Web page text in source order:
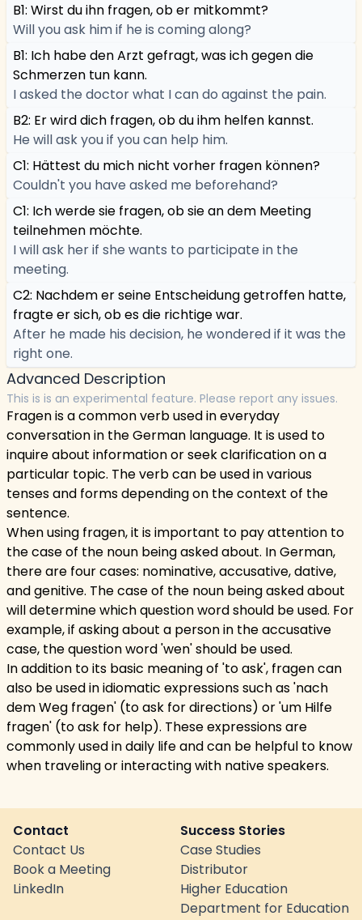
B1: Wirst du ihn fragen, ob er mitkommt?
Will you ask him if he is coming along?
B1: Ich habe den Arzt gefragt, was ich gegen die
Schmerzen tun kann.
I asked the doctor what I can do against the pain.
B2: Er wird dich fragen, ob du ihm helfen kannst.
He will ask you if you can help him.
C1: Hättest du mich nicht vorher fragen können?
Couldn't you have asked me beforehand?
C1: Ich werde sie fragen, ob sie an dem Meeting
teilnehmen möchte.
I will ask her if she wants to participate in the
meeting.
C2: Nachdem er seine Entscheidung getroffen hatte,
fragte er sich, ob es die richtige war.
After he made his decision, he wondered if it was the
right one.
Advanced Description
This is is an experimental feature. Please report any issues.
Fragen is a common verb used in everyday
conversation in the German language. It is used to
inquire about information or seek clarification on a
particular topic. The verb can be used in various
tenses and forms depending on the context of the
sentence.
When using fragen, it is important to pay attention to
the case of the noun being asked about. In German,
there are four cases: nominative, accusative, dative,
and genitive. The case of the noun being asked about
will determine which question word should be used. For
example, if asking about a person in the accusative
case, the question word 'wen' should be used.
In addition to its basic meaning of 'to ask', fragen can
also be used in idiomatic expressions such as 'nach
dem Weg fragen' (to ask for directions) or 'um Hilfe
fragen' (to ask for help). These expressions are
commonly used in daily life and can be helpful to know
when traveling or interacting with native speakers.
Contact
Contact Us
Book a Meeting
LinkedIn
Success Stories
Case Studies
Distributor
Higher Education
Department for Education